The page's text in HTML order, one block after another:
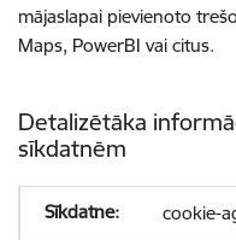
mājaslapai pievienoto
Maps, PowerBI vai citus.
Detalizētāka
sīkdatnēm
cookie-